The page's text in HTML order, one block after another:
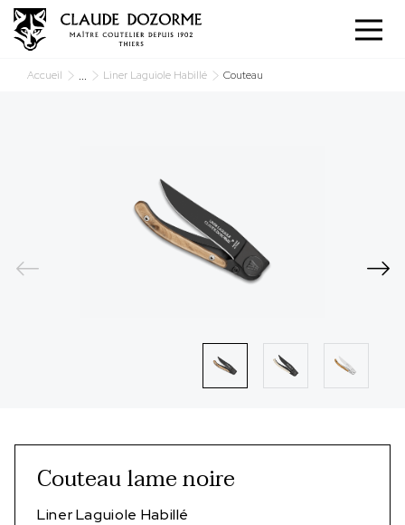
Accueil ... Liner Laguiole Habillé Couteau
Couteau lame noire
Liner Laguiole Habillé
Panneau de gestion des cookies